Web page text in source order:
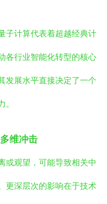
子计算代表着超越经典计
各行业智能化转型的核心
发展水平直接决定了一个
维冲击
或观望，可能导致相关中
更深层次的影响在于技术